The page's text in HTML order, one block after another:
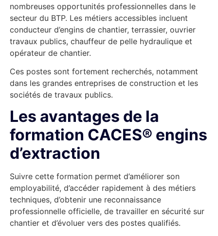
nombreuses opportunités professionnelles dans le
secteur du BTP. Les métiers accessibles incluent
conducteur d’engins de chantier, terrassier, ouvrier
travaux publics, chauffeur de pelle hydraulique et
opérateur de chantier.
Ces postes sont fortement recherchés, notamment
dans les grandes entreprises de construction et les
sociétés de travaux publics.
Les avantages de la
formation CACES® engins
d’extraction
Suivre cette formation permet d’améliorer son
employabilité, d’accéder rapidement à des métiers
techniques, d’obtenir une reconnaissance
professionnelle officielle, de travailler en sécurité sur
chantier et d’évoluer vers des postes qualifiés.